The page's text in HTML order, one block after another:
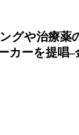
グや治療
カーを提唱